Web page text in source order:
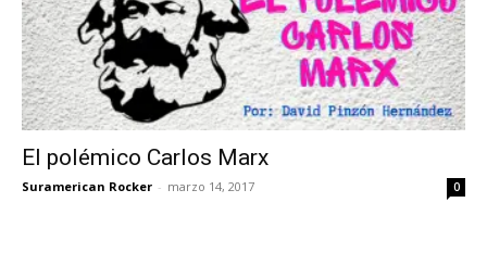
El polémico Carlos Marx
Suramerican Rocker - marzo 14, 2017 0